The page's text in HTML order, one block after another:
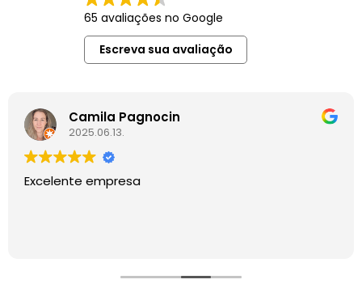
65 avaliações no Google
Escreva sua avaliação
Camila Pagnocin
2025.06.13.
Excelente empresa